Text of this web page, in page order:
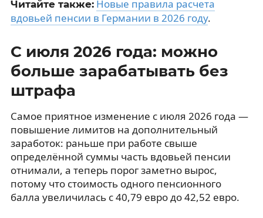
Читайте также: Новые правила расчета
вдовьей пенсии в Германии в 2026 году.
С июля 2026 года: можно
больше зарабатывать без
штрафа
Самое приятное изменение с июля 2026 года —
повышение лимитов на дополнительный
заработок: раньше при работе свыше
определённой суммы часть вдовьей пенсии
отнимали, а теперь порог заметно вырос,
потому что стоимость одного пенсионного
балла увеличилась с 40,79 евро до 42,52 евро.